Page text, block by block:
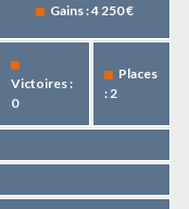
Gains : 4 250 €
Victoires :
0
Places
: 2